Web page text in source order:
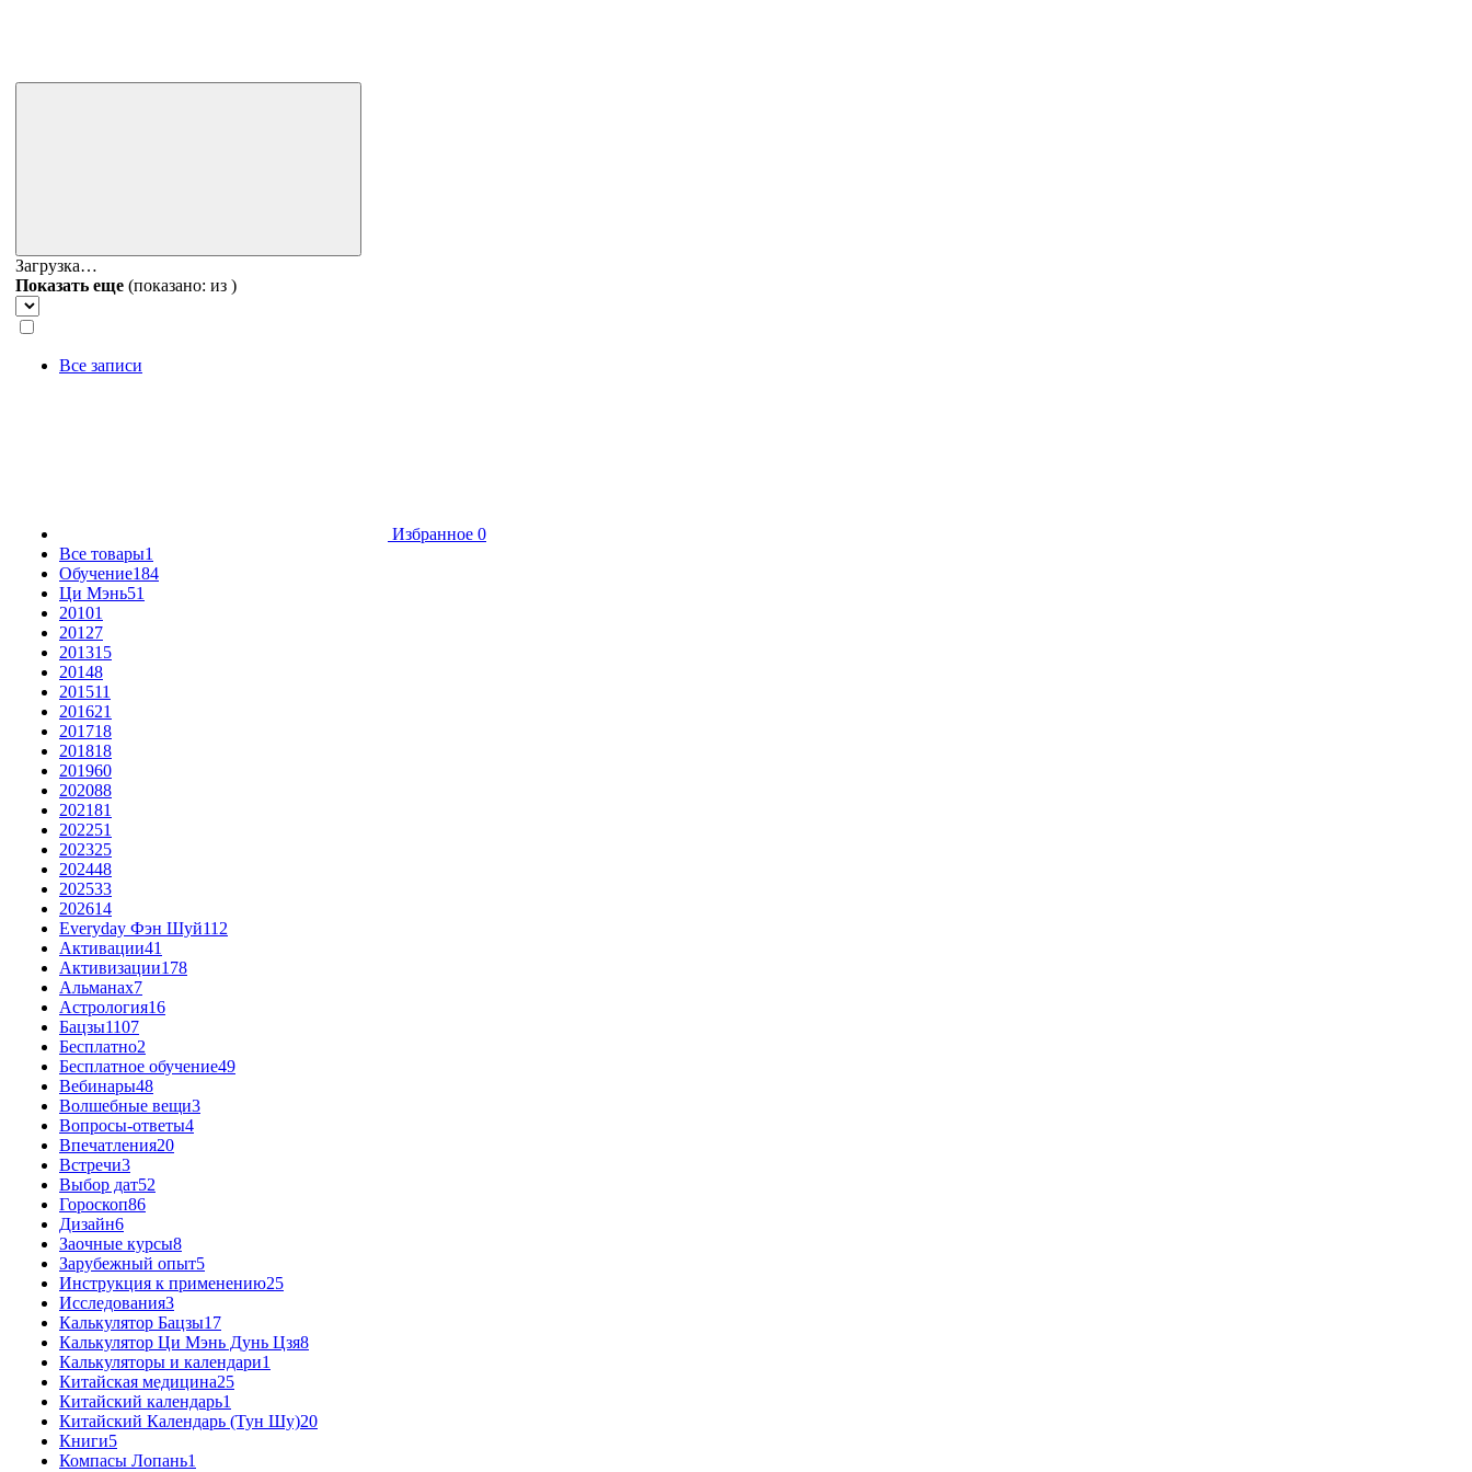
Загрузка…
Показать еще (показано: из )
Все записи
Избранное 0
Все товары1
Обучение184
Ци Мэнь51
20101
20127
201315
20148
201511
201621
201718
201818
201960
202088
202181
202251
202325
202448
202533
202614
Everyday Фэн Шуй112
Активации41
Активизации178
Альманах7
Астрология16
Бацзы1107
Бесплатно2
Бесплатное обучение49
Вебинары48
Волшебные вещи3
Вопросы-ответы4
Впечатления20
Встречи3
Выбор дат52
Гороскоп86
Дизайн6
Заочные курсы8
Зарубежный опыт5
Инструкция к применению25
Исследования3
Калькулятор Бацзы17
Калькулятор Ци Мэнь Дунь Цзя8
Калькуляторы и календари1
Китайская медицина25
Китайский календарь1
Китайский Календарь (Тун Шу)20
Книги5
Компасы Лопань1